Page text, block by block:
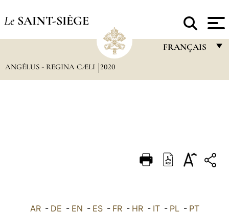
Le SAINT-SIÈGE
FRANÇAIS
DEUTSCH
العربيّة
ANGÉLUS - REGINA CÆLI 2020
AR- DE - EN - ES- FR- HR- IT- PL- PT